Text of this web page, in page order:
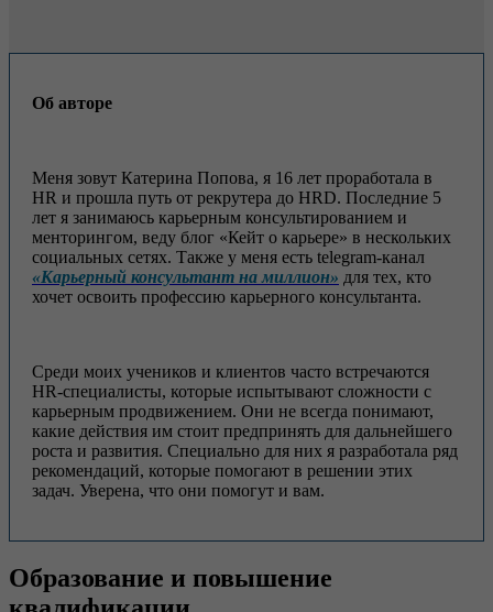
Об авторе
Меня зовут Катерина Попова, я 16 лет проработала в
HR и прошла путь от рекрутера до HRD. Последние 5
лет я занимаюсь карьерным консультированием и
менторингом, веду блог «Кейт о карьере» в нескольких
социальных сетях. Также у меня есть telegram-канал
«Карьерный консультант на миллион» для тех, кто
хочет освоить профессию карьерного консультанта.
Среди моих учеников и клиентов часто встречаются
HR-специалисты, которые испытывают сложности с
карьерным продвижением. Они не всегда понимают,
какие действия им стоит предпринять для дальнейшего
роста и развития. Специально для них я разработала ряд
рекомендаций, которые помогают в решении этих
задач. Уверена, что они помогут и вам.
Образование и повышение